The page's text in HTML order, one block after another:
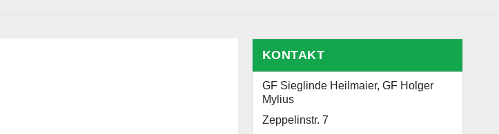
KONTAKT
GF Sieglinde Heilmaier, GF Holger
Mylius
Zeppelinstr. 7